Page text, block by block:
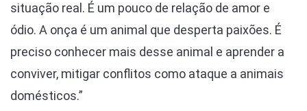
situação real. É um pouco de relação de amor e
ódio. A onça é um animal que desperta paixões. É
preciso conhecer mais desse animal e aprender a
conviver, mitigar conflitos como ataque a animais
domésticos.”